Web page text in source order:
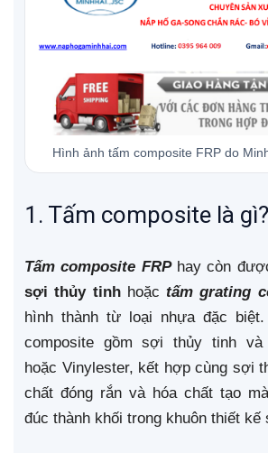
Hình ảnh tấm composite FRP do
1. Tấm composite là gì?
Tấm composite FRPhay còn
sợi thủy tinhhoặctấm grating
hình thành từ loại nhựa đặc
composite gồm sợi thủy tinh và
hoặc Vinylester, kết hợp cùng sợi
chất đóng rắn và hóa chất tạo
đúc thành khối trong khuôn thiết kế